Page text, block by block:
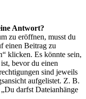
Antwort?
zu eröffnen, musst du
einen Beitrag zu
klicken. Es könnte sein,
bevor du einen
sind jeweils
aufgelistet. Z. B.
darfst Dateianhänge